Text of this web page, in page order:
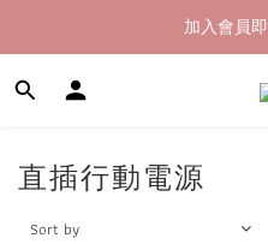
加入會員
加入會員
消費滿400即
直插行動電源
Sort by